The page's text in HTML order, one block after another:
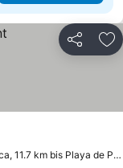
Teilen
Palma de Mallorca, 11.7 km bis Playa de Palma